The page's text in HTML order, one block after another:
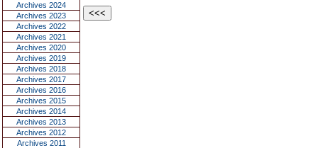
Archives 2024
Archives 2023
Archives 2022
Archives 2021
Archives 2020
Archives 2019
Archives 2018
Archives 2017
Archives 2016
Archives 2015
Archives 2014
Archives 2013
Archives 2012
Archives 2011